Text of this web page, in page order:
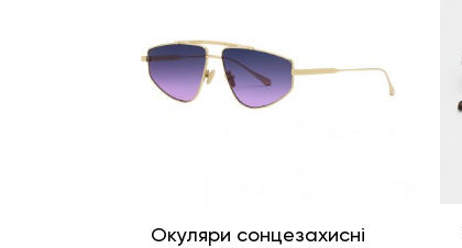
Окуляри сонцезахисні